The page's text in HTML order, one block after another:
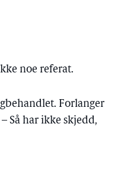
noe referat.
Forlanger
Så har ikke skjedd,